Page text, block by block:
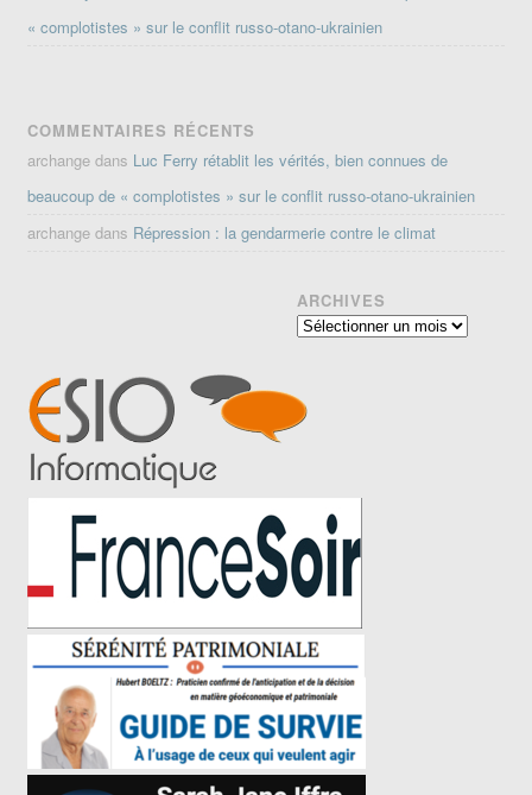
« complotistes » sur le conflit russo-otano-ukrainien
COMMENTAIRES RÉCENTS
archange dans Luc Ferry rétablit les vérités, bien connues de
beaucoup de « complotistes » sur le conflit russo-otano-ukrainien
archange dans Répression : la gendarmerie contre le climat
ARCHIVES
Archives